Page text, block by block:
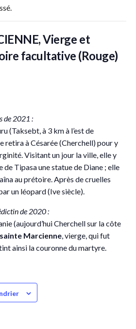
Vierge et
facultative (Rouge)
de 2021 :
(Taksebt, à 3 km à l’est de
retira à Césarée (Cherchell) pour y
Visitant un jour la ville, elle y
Tipasa une statue de Diane ; elle
au prétoire. Après de cruelles
un léopard (Ive siècle).
de 2020 :
(aujourd’hui Cherchell sur la côte
sainte Marcienne, vierge, qui fut
ainsi la couronne du martyre.